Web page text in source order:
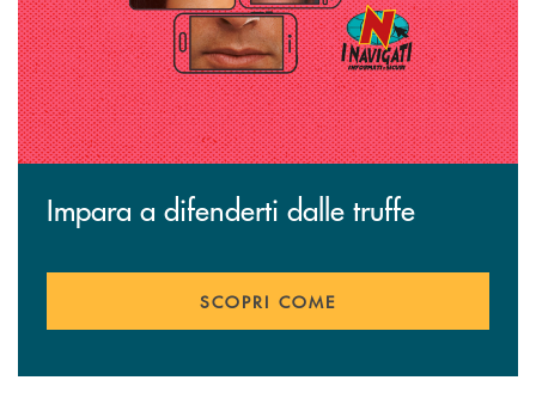
Impara a difenderti dalle truffe
SCOPRI COME